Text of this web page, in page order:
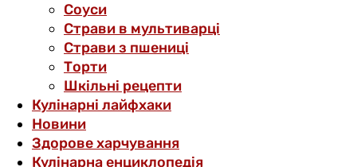
Соуси
Страви в мультиварці
Страви з пшениці
Торти
Шкільні рецепти
Кулінарні лайфхаки
Новини
Здорове харчування
Кулінарна енциклопедія